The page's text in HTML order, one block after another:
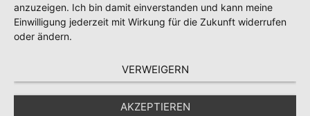
anzuzeigen. Ich bin damit einverstanden und kann meine
Einwilligung jederzeit mit Wirkung für die Zukunft widerrufen
oder ändern.
VERWEIGERN
AKZEPTIEREN